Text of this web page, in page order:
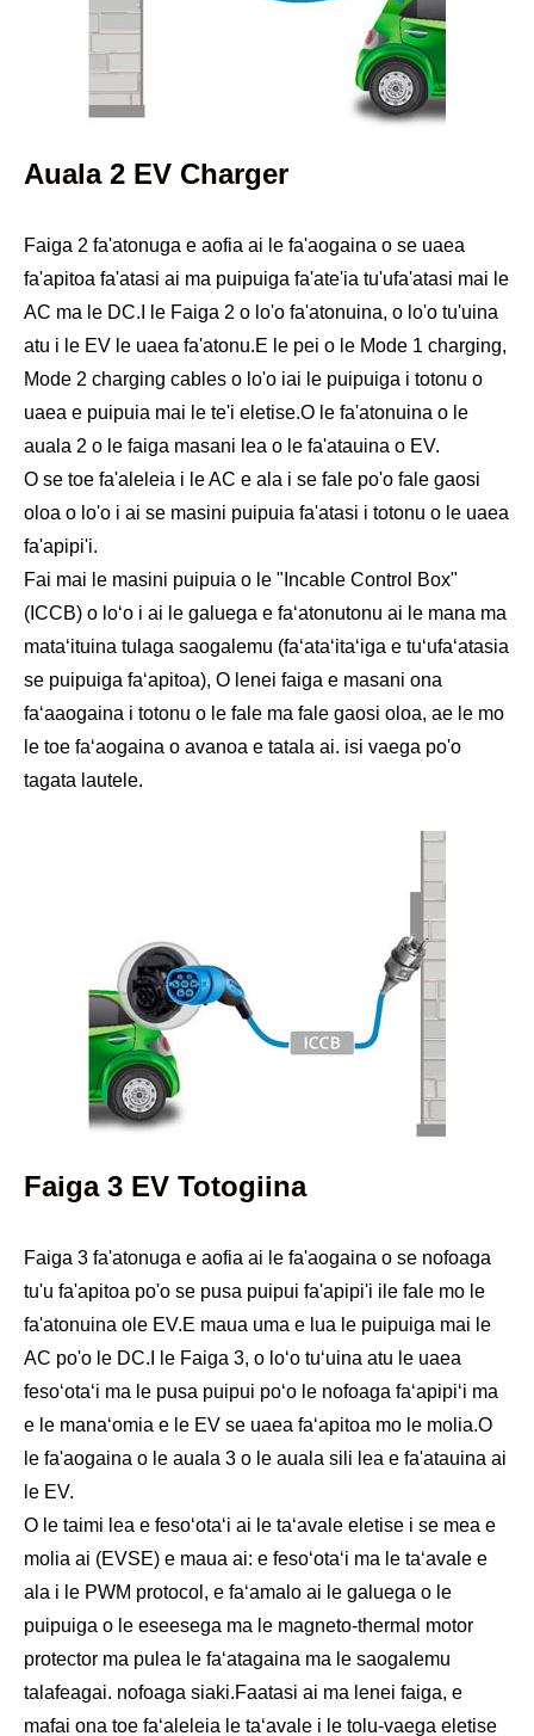
Auala 2 EV Charger
Faiga 2 fa'atonuga e aofia ai le fa'aogaina o se uaea
fa'apitoa fa'atasi ai ma puipuiga fa'ate'ia tu'ufa'atasi mai le
AC ma le DC.I le Faiga 2 o lo'o fa'atonuina, o lo'o tu'uina
atu i le EV le uaea fa'atonu.E le pei o le Mode 1 charging,
Mode 2 charging cables o lo'o iai le puipuiga i totonu o
uaea e puipuia mai le te'i eletise.O le fa'atonuina o le
auala 2 o le faiga masani lea o le fa'atauina o EV.
O se toe fa'aleleia i le AC e ala i se fale po'o fale gaosi
oloa o lo'o i ai se masini puipuia fa'atasi i totonu o le uaea
fa'apipi'i.
Fai mai le masini puipuia o le "Incable Control Box"
(ICCB) o loʻo i ai le galuega e faʻatonutonu ai le mana ma
mataʻituina tulaga saogalemu (faʻataʻitaʻiga e tuʻufaʻatasia
se puipuiga faʻapitoa), O lenei faiga e masani ona
faʻaaogaina i totonu o le fale ma fale gaosi oloa, ae le mo
le toe faʻaogaina o avanoa e tatala ai. isi vaega po'o
tagata lautele.
Faiga 3 EV Totogiina
Faiga 3 fa'atonuga e aofia ai le fa'aogaina o se nofoaga
tu'u fa'apitoa po'o se pusa puipui fa'apipi'i ile fale mo le
fa'atonuina ole EV.E maua uma e lua le puipuiga mai le
AC po'o le DC.I le Faiga 3, o loʻo tuʻuina atu le uaea
fesoʻotaʻi ma le pusa puipui poʻo le nofoaga faʻapipiʻi ma
e le manaʻomia e le EV se uaea faʻapitoa mo le molia.O
le fa'aogaina o le auala 3 o le auala sili lea e fa'atauina ai
le EV.
O le taimi lea e fesoʻotaʻi ai le taʻavale eletise i se mea e
molia ai (EVSE) e maua ai: e fesoʻotaʻi ma le taʻavale e
ala i le PWM protocol, e faʻamalo ai le galuega o le
puipuiga o le eseesega ma le magneto-thermal motor
protector ma pulea le faʻatagaina ma le saogalemu
talafeagai. nofoaga siaki.Faatasi ai ma lenei faiga, e
mafai ona toe faʻaleleia le taʻavale i le tolu-vaega eletise